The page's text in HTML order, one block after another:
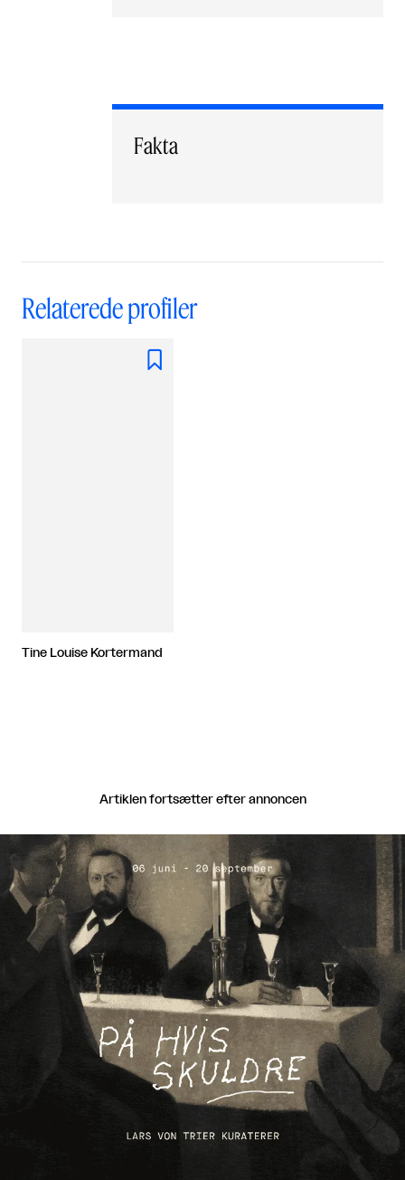
Fakta
Relaterede profiler

Tine Louise Kortermand
Artiklen fortsætter efter annoncen